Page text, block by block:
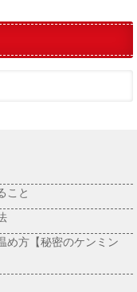
こと
め方【秘密のケンミン